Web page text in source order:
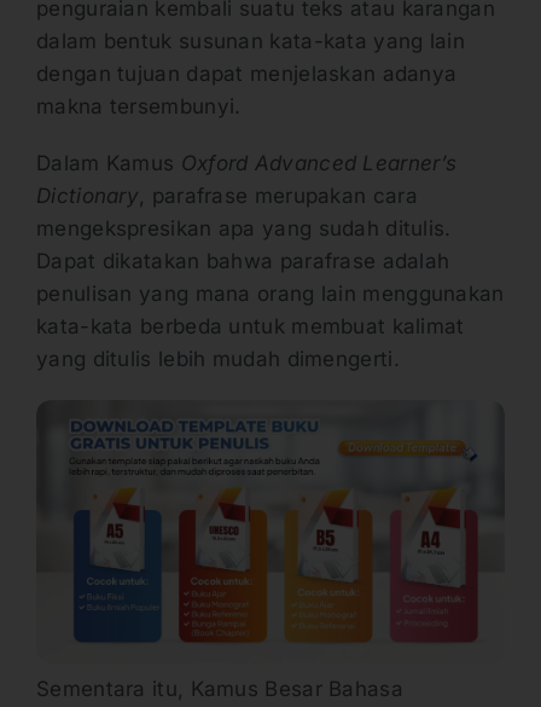
penguraian kembali suatu teks atau karangan
dalam bentuk susunan kata-kata yang lain
dengan tujuan dapat menjelaskan adanya
makna tersembunyi.
Dalam Kamus Oxford Advanced Learner’s
Dictionary , parafrase merupakan cara
mengekspresikan apa yang sudah ditulis.
Dapat dikatakan bahwa parafrase adalah
penulisan yang mana orang lain menggunakan
kata-kata berbeda untuk membuat kalimat
yang ditulis lebih mudah dimengerti.
Sementara itu, Kamus Besar Bahasa